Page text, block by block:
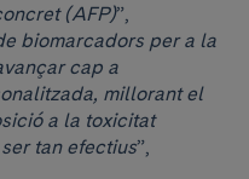
(AFP)”,
biomarcadors per a la
cap a
millorant el
a la toxicitat
tan efectius”,